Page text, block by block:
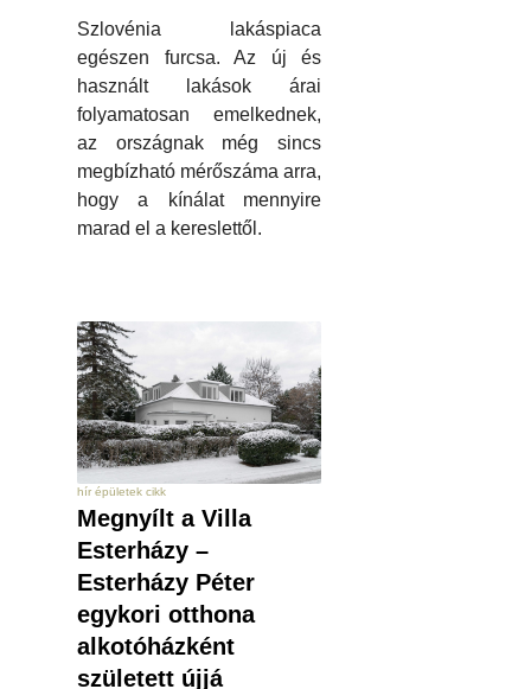
Szlovénia lakáspiaca
egészen furcsa. Az új és
használt lakások árai
folyamatosan emelkednek,
az országnak még sincs
megbízható mérőszáma arra,
hogy a kínálat mennyire
marad el a kereslettől.
hír épületek cikk
Megnyílt a Villa
Esterházy –
Esterházy Péter
egykori otthona
alkotóházként
született újjá